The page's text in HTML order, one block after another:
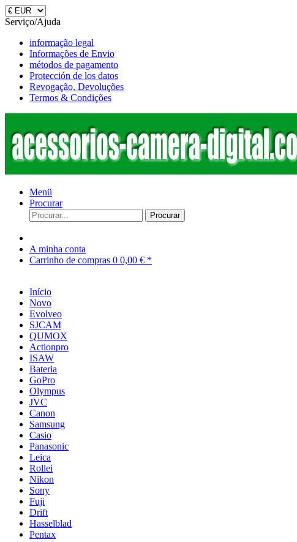
Serviço/Ajuda
informação legal
Informações de Envio
métodos de pagamento
Protección de los datos
Revogação, Devoluções
Termos & Condições
Menü
Procurar
Procurar
A minha conta
Carrinho de compras 0 0,00 € *
Início
Novo
Evolveo
SJCAM
QUMOX
Actionpro
ISAW
Bateria
GoPro
Olympus
JVC
Canon
Samsung
Casio
Panasonic
Leica
Rollei
Nikon
Sony
Fuji
Drift
Hasselblad
Pentax